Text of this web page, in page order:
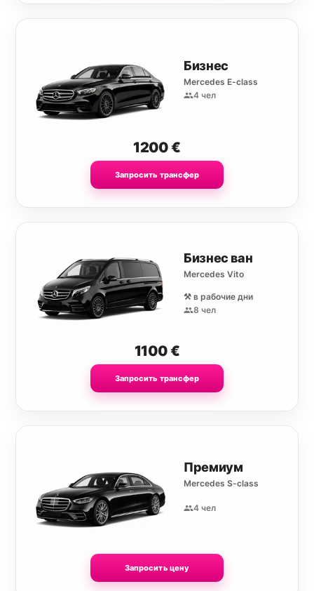
Бизнес
Mercedes E-class
4 чел
1200€
Запросить трансфер
Бизнес ван
Mercedes Vito
⚒️ в рабочие дни
8 чел
1100€
Запросить трансфер
Премиум
Mercedes S-class
4 чел
Запросить цену